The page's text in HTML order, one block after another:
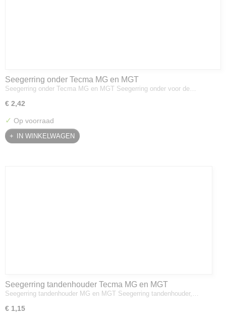
Seegerring onder Tecma MG en MGT
Seegerring onder Tecma MG en MGT Seegerring onder voor de…
€ 2,42
✓ Op voorraad
IN WINKELWAGEN
Seegerring tandenhouder Tecma MG en MGT
Seegerring tandenhouder MG en MGT Seegerring tandenhouder,…
€ 1,15